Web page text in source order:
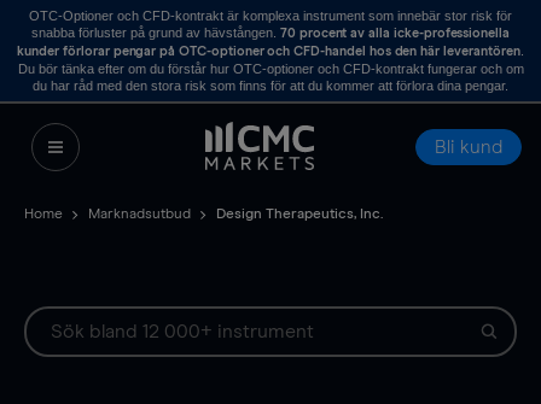
OTC-Optioner och CFD-kontrakt är komplexa instrument som innebär stor risk för
snabba förluster på grund av hävstången. 70 procent av alla icke-professionella
kunder förlorar pengar på OTC-optioner och CFD-handel hos den här leverantören.
Du bör tänka efter om du förstår hur OTC-optioner och CFD-kontrakt fungerar och om
du har råd med den stora risk som finns för att du kommer att förlora dina pengar.
Bli kund
Home Marknadsutbud Design Therapeutics, Inc.